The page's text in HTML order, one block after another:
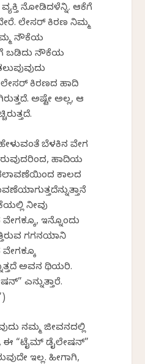
ನೋಡಿದಳೆನ್ನಿ. ಆಕೆಗೆ
ಲೇಸರ್ ಕಿರಣ ನಿಮ್ಮ
ನೌಕೆಯ
ಬಡಿದು ನೌಕೆಯ
ಲೇಸರ್ ಕಿರಣದ ಹಾದಿ
ಅಷ್ಟೇ ಅಲ್ಲ, ಆ
ಬೆಳಕಿನ ವೇಗ
ಹಾದಿಯ
ಕಾಲದ
ನೀವು
ಇನ್ನೊಂದು
ಗಗನಯಾನಿ
ಅವನ ಥಿಯರಿ.
ಎನ್ನುತ್ತಾರೆ.
ನಮ್ಮ ಜೀವನದಲ್ಲಿ
ಈ “ಟೈಮ್ ಡೈಲೇಷನ್”
ಇಲ್ಲ. ಹೀಗಾಗಿ,